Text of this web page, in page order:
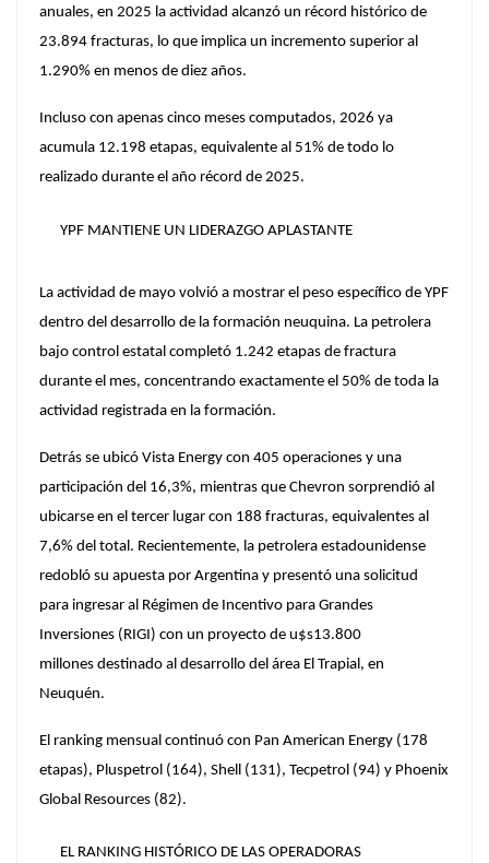
anuales, en 2025 la actividad alcanzó un récord histórico de
23.894 fracturas, lo que implica un incremento superior al
1.290% en menos de diez años.
Incluso con apenas cinco meses computados, 2026 ya
acumula 12.198 etapas, equivalente al 51% de todo lo
realizado durante el año récord de 2025.
YPF MANTIENE UN LIDERAZGO APLASTANTE
La actividad de mayo volvió a mostrar el peso específico de YPF
dentro del desarrollo de la formación neuquina. La petrolera
bajo control estatal completó 1.242 etapas de fractura
durante el mes, concentrando exactamente el 50% de toda la
actividad registrada en la formación.
Detrás se ubicó Vista Energy con 405 operaciones y una
participación del 16,3%, mientras que Chevron sorprendió al
ubicarse en el tercer lugar con 188 fracturas, equivalentes al
7,6% del total. Recientemente, la petrolera estadounidense
redobló su apuesta por Argentina y presentó una solicitud
para ingresar al Régimen de Incentivo para Grandes
Inversiones (RIGI) con un proyecto de u$s13.800
millones destinado al desarrollo del área El Trapial, en
Neuquén.
El ranking mensual continuó con Pan American Energy (178
etapas), Pluspetrol (164), Shell (131), Tecpetrol (94) y Phoenix
Global Resources (82).
EL RANKING HISTÓRICO DE LAS OPERADORAS